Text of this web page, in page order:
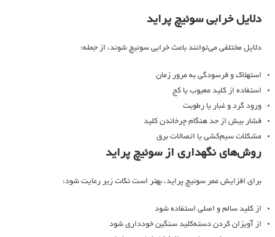
دلایل خرابی سوئیچ پراید
دلایل مختلفی می‌توانند باعث خرابی سوئیچ شوند، از جمله:
استهلاک و فرسودگی به مرور زمان
استفاده از کلید معیوب یا کج
ورود گرد و غبار یا رطوبت
فشار بیش از حد هنگام چرخاندن کلید
مشکلات سیم‌کشی یا اتصالات برق
روش‌های نگهداری از سوئیچ پراید
برای افزایش عمر سوئیچ پراید، بهتر است نکات زیر رعایت شود:
از کلید سالم و اصلی استفاده شود
از آویزان کردن دسته‌کلید سنگین خودداری شود